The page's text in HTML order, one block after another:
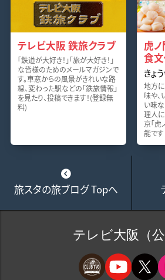
テレビ大阪 鉄旅クラブ
「鉄道が大好き！」「旅が大好き！」
な皆様のためのメールマガジンで
す。車窓からの風景がきれいな路
線、変わった駅などの「鉄旅情報」
を見たり、投稿できます！(登録無
料)
虎
食文
きょ
地方
味や
い味
理人
京「虎
能です
旅スタの旅ブログ Topへ
テレビ大阪（公